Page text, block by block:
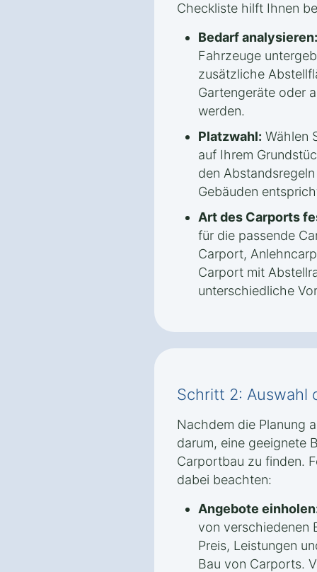
Checkliste hilft Ihnen
Bedarf analysieren:
Fahrzeuge
zusätzliche
Gartengeräte oder
werden.
Platzwahl: Wählen
auf Ihrem
den
Gebäuden
Art des Carports
für die passende
Carport,
Carport mit
unterschiedliche
Schritt 2: Auswahl
Nachdem die Planung
darum, eine geeignete
Carportbau zu finden.
dabei beachten:
Angebote
von verschiedenen
Preis, Leistungen
Bau von Carports.